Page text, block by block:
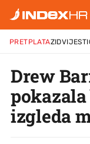
PRETPLATAZIDVIJESTI
Drew
pokazala
izgleda